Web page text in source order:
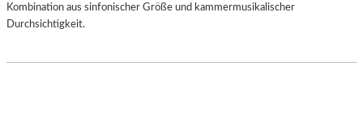
Kombination aus sinfonischer Größe und kammermusikalischer
Durchsichtigkeit.